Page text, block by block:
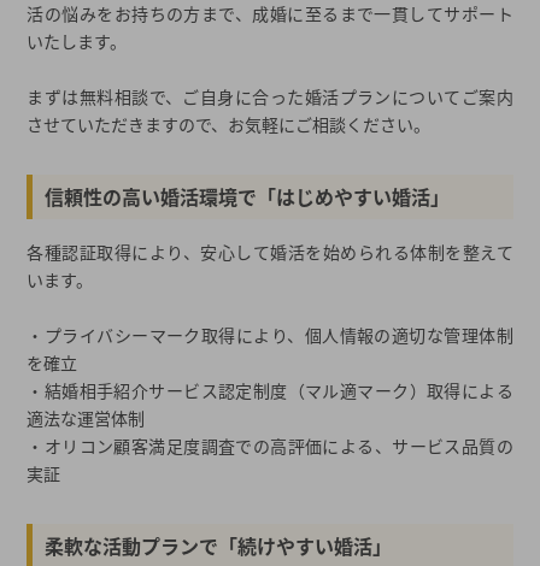
活の悩みをお持ちの方まで、成婚に至るまで一貫してサポート
いたします。
まずは無料相談で、ご自身に合った婚活プランについてご案内
させていただきますので、お気軽にご相談ください。
信頼性の高い婚活環境で「はじめやすい婚活」
各種認証取得により、安心して婚活を始められる体制を整えて
います。
・プライバシーマーク取得により、個人情報の適切な管理体制
を確立
・結婚相手紹介サービス認定制度（マル適マーク）取得による
適法な運営体制
・オリコン顧客満足度調査での高評価による、サービス品質の
実証
柔軟な活動プランで「続けやすい婚活」